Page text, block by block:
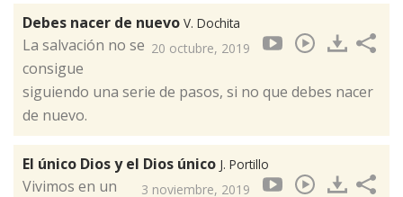
Debes nacer de nuevo V. Dochita
20 octubre, 2019
La salvación no se
consigue
siguiendo una serie de pasos, si no que debes nacer
de nuevo.
El único Dios y el Dios único J. Portillo
3 noviembre, 2019
Vivimos en un